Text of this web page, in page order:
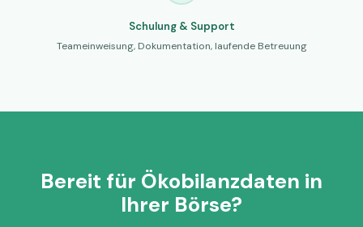
Schulung & Support
Teameinweisung, Dokumentation, laufende Betreuung
Bereit für Ökobilanzdaten in
Ihrer Börse?